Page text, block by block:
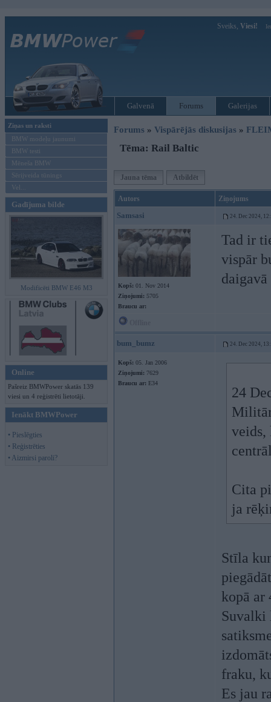
Sveiks, Viesi!
Galvenā Forums Galerijas
Ziņas un raksti
BMW modeļu jaunumi
BMW testi
Mēneša BMW
Sērijveida tūnings
Vel...
Gadījuma bilde
Modificēti BMW E46 M3
Online
Pašreiz BMWPower skatās 139
viesi un 4 reģistrēti lietotāji.
Ienākt BMWPower
• Pieslēgties
• Reģistrēties
• Aizmirsi paroli?
Forums » Vispārējās diskusijas »
Tēma: Rail Baltic
Jauna tēma Atbildēt
Autors Ziņojums
Samsasi 24. Dec 2024,
Kopš: 01. Nov 2014
Ziņojumi: 5705
Braucu ar:
Tad ir
vispār
bum_bumz 24. Dec 2024,
Kopš: 05. Jan 2006
Ziņojumi: 7629
Braucu ar: E34
24
veids,
Cita
ja
Stīla
kopā ar
Suvalki
fraku,
Es jau